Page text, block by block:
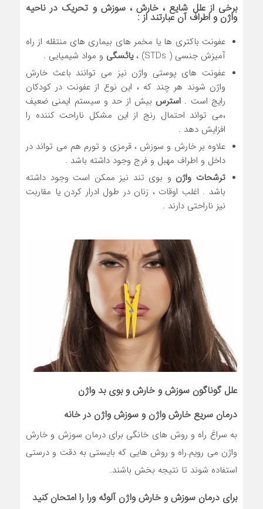
برخی از علل شایع ، خارش ، سوزش و تحریک در ناحیه
واژن و اطراف آن عبارتند از :
عفونت باکتری ها یا مخمر های بیماری های منتقله از راه
آمیزش جنسی ( STDs) ،
یائسگی و مواد شیمیایی .
عفونت های پوستی واژن نیز می توانند باعث خارش
واژن شوند هر چند که ، این نوع از عفونت در کودکان
رایج است . استرس بیش از حد و سیستم ایمنی ضعیف
،می تواند احتمال رنج از این مشکل ناراحت کننده را
افزایش دهد .
علاوه بر خارش و سوزش ، قرمزی و تورم هم می تواند در
داخل و اطراف مهبل و فرج وجود داشته باشد .
ترشحات واژن و بوی تند نیز ممکن است وجود داشته
باشد . اغلب اوقات ، زنان در طول ادرار کردن یا مقاربت
نیز ناراحتی دارند .
علل گوناگون سوزش و خارش وبوی بد واژن
درمان سریع خارش واژن و سوزش واژن در خانه
به سراغ راه و روش های خانگی برای درمان سوزش و خارش
واژن می رویم.راه و روش هایی که بایستی به دقت و درستی
استفاده شوند تا نتیجه بخش باشند.
برای درمان سوزش و خارش واژنآلوئه ورارا امتحان کنید